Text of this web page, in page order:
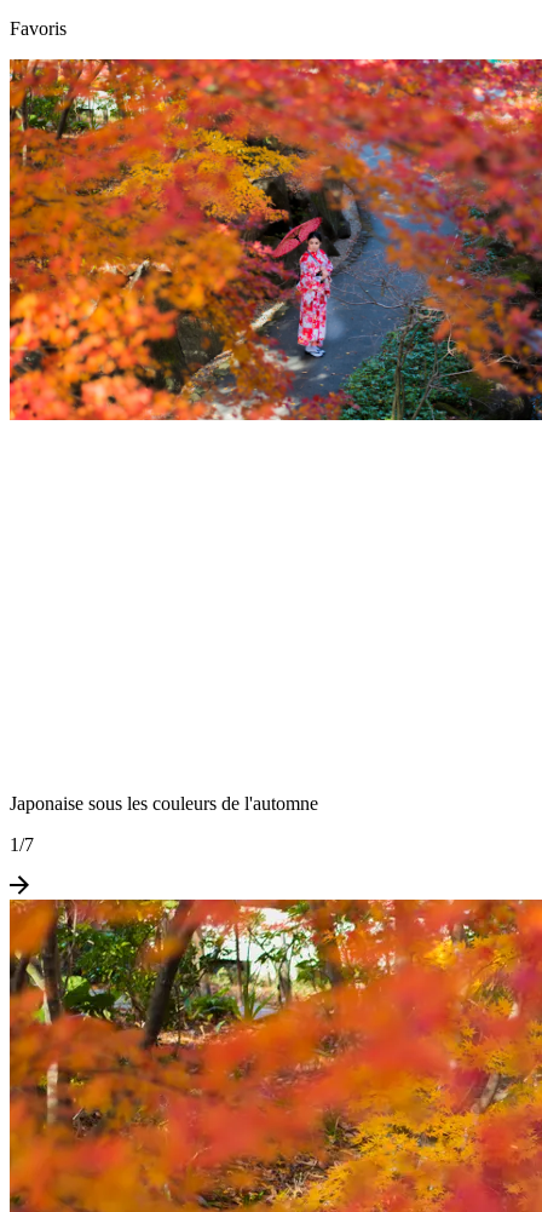
Favoris
Japonaise sous les couleurs de l'automne
1/7